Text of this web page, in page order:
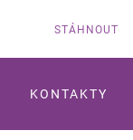
STÁHNOUT
KONTAKTY